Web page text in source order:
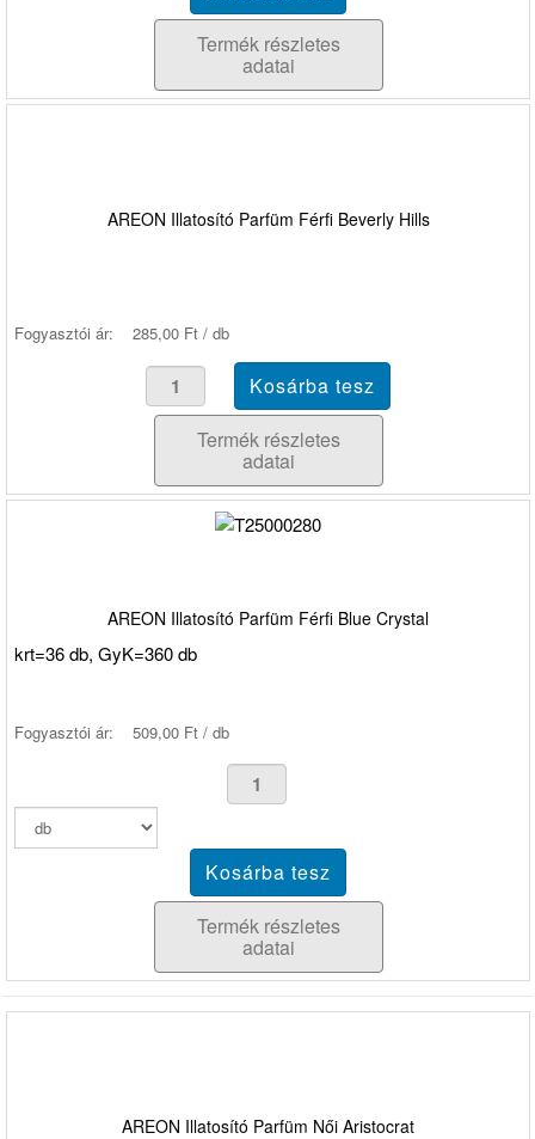
Termék részletes
adatai
AREON Illatosító Parfüm Férfi Beverly Hills
Fogyasztói ár: 285,00 Ft / db
Termék részletes
adatai
AREON Illatosító Parfüm Férfi Blue Crystal
krt=36 db, GyK=360 db
Fogyasztói ár: 509,00 Ft / db
Termék részletes
adatai
AREON Illatosító Parfüm Női Aristocrat